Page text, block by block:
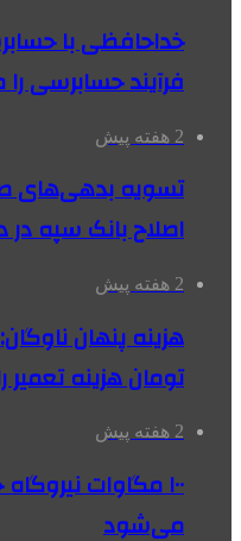
خداحافظی با
فرآیند حسابرسی
2 هفته پیش
اصلاح بانک سپه در
2 هفته پیش
هزینه پنهان
تومان هزینه
2 هفته پیش
۱۰۰ مگاوات
می‌شود